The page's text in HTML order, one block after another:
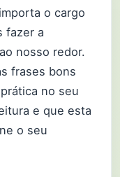
o cargo
fazer a
nosso redor.
frases bons
no seu
e que esta
o seu